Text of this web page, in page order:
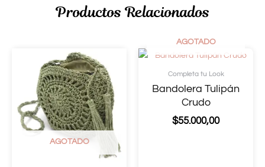
Productos Relacionados
AGOTADO
AGOTADO
Completa tu Look
Bandolera Tulipán
Crudo
$55.000,00